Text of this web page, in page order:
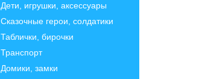
Дети, игрушки, аксессуары
Сказочные герои, солдатики
Таблички, бирочки
Транспорт
Домики, замки